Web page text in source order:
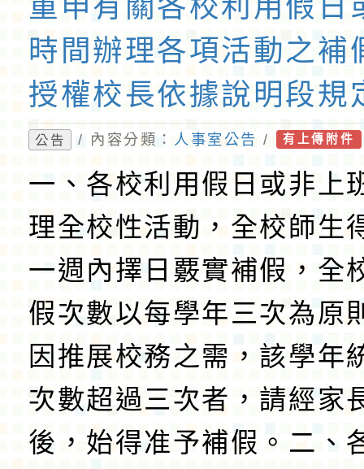
重申有關各校利用假日
時間辦理各項活動之補
授權校長依據說明段規
處，無需報局核備。
公告 / 內容分類： 人事室公告 / 有上傳附件
一、各校利用假日或非上
理全校性活動，全校師生
一週內擇日覈實補假，全
假次數以每學年三次為原
因推展校務之需，該學年
次數超過三次者，請經家
後，始得准予補假。二、